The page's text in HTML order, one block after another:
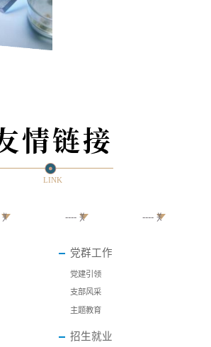
情链接
LINK
党群工作
党建引领
支部风采
主题教育
招生就业